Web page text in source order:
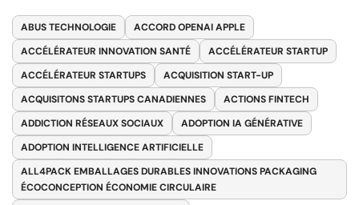
ABUS TECHNOLOGIE
ACCORD OPENAI APPLE
ACCÉLÉRATEUR INNOVATION SANTÉ
ACCÉLÉRATEUR STARTUP
ACCÉLÉRATEUR STARTUPS
ACQUISITION START-UP
ACQUISITONS STARTUPS CANADIENNES
ACTIONS FINTECH
ADDICTION RÉSEAUX SOCIAUX
ADOPTION IA GÉNÉRATIVE
ADOPTION INTELLIGENCE ARTIFICIELLE
ALL4PACK EMBALLAGES DURABLES INNOVATIONS PACKAGING
ÉCOCONCEPTION ÉCONOMIE CIRCULAIRE